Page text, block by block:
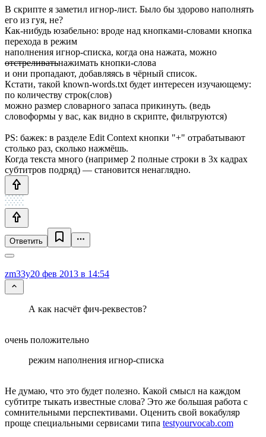
В скрипте я заметил игнор-лист. Было бы здорово наполнять
его из гуя, не?
Как-нибудь юзабельно: вроде над кнопками-словами кнопка
перехода в режим
наполнения игнор-списка, когда она нажата, можно
отстреливатьнажимать кнопки-слова
и они пропадают, добавляясь в чёрный список.
Кстати, такой known-words.txt будет интересен изучающему:
по количеству строк(слов)
можно размер словарного запаса прикинуть. (ведь
словоформы у вас, как видно в скрипте, фильтруются)
PS: бажек: в разделе Edit Context кнопки "+" отрабатывают
столько раз, сколько нажмёшь.
Когда текста много (например 2 полные строки в 3х кадрах
субтитров подряд) — становится ненаглядно.
Ответить
zm33y20 фев 2013 в 14:54
А как насчёт фич-реквестов?
очень положительно
режим наполнения игнор-списка
Не думаю, что это будет полезно. Какой смысл на каждом
субтитре тыкать известные слова? Это же большая работа с
сомнительными перспективами. Оценить свой вокабуляр
проще специальными сервисами типа testyourvocab.com